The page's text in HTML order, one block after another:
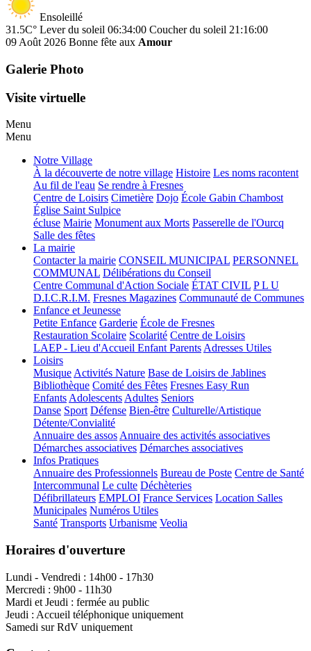
Ensoleillé
31.5C° Lever du soleil 06:34:00 Coucher du soleil 21:16:00
09 Août 2026 Bonne fête aux Amour
Galerie Photo
Visite virtuelle
Menu
Menu
Notre Village
À la découverte de notre village Histoire Les noms racontent
Au fil de l'eau Se rendre à Fresnes
Centre de Loisirs Cimetière Dojo École Gabin Chambost
Église Saint Sulpice
écluse Mairie Monument aux Morts Passerelle de l'Ourcq
Salle des fêtes
La mairie
Contacter la mairie CONSEIL MUNICIPAL PERSONNEL
COMMUNAL Délibérations du Conseil
Centre Communal d'Action Sociale ÉTAT CIVIL P L U
D.I.C.R.I.M. Fresnes Magazines Communauté de Communes
Enfance et Jeunesse
Petite Enfance Garderie École de Fresnes
Restauration Scolaire Scolarité Centre de Loisirs
LAEP - Lieu d'Accueil Enfant Parents Adresses Utiles
Loisirs
Musique Activités Nature Base de Loisirs de Jablines
Bibliothèque Comité des Fêtes Fresnes Easy Run
Enfants Adolescents Adultes Seniors
Danse Sport Défense Bien-être Culturelle/Artistique
Détente/Convialité
Annuaire des assos Annuaire des activités associatives
Démarches associatives Démarches associatives
Infos Pratiques
Annuaire des Professionnels Bureau de Poste Centre de Santé
Intercommunal Le culte Déchèteries
Défibrillateurs EMPLOI France Services Location Salles
Municipales Numéros Utiles
Santé Transports Urbanisme Veolia
Horaires d'ouverture
Lundi - Vendredi : 14h00 - 17h30
Mercredi : 9h00 - 11h30
Mardi et Jeudi : fermée au public
Jeudi : Accueil téléphonique uniquement
Samedi sur RdV uniquement